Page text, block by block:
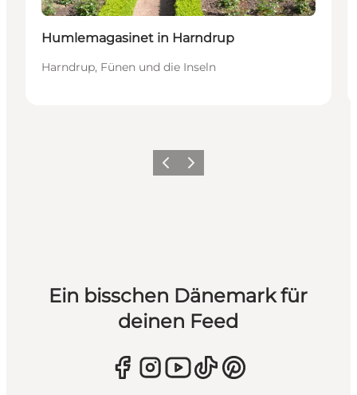
Humlemagasinet in Harndrup
Harndrup, Fünen und die Inseln
ZurückWeiter
Ein bisschen Dänemark für
deinen Feed